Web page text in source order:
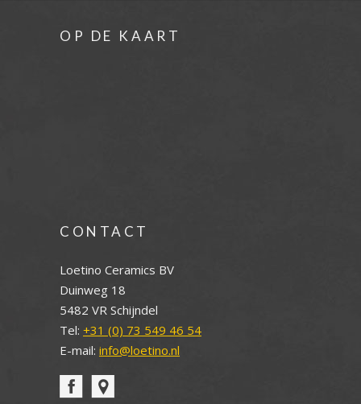
OP DE KAART
CONTACT
Loetino Ceramics BV
Duinweg 18
5482 VR Schijndel
Tel: +31 (0) 73 549 46 54
E-mail: info@loetino.nl